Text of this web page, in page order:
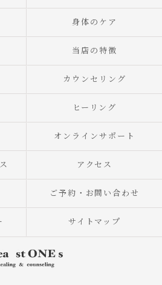
身体のケア
当店の特徴
カウンセリング
ヒーリング
オンラインサポート
アクセス
ご予約・お問い合わせ
サイトマップ